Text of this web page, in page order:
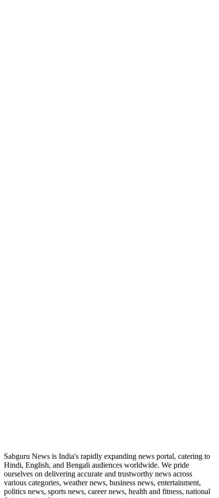
Sabguru News is India's rapidly expanding news portal, catering to
Hindi, English, and Bengali audiences worldwide. We pride
ourselves on delivering accurate and trustworthy news across
various categories, weather news, business news, entertainment,
politics news, sports news, career news, health and fitness, national